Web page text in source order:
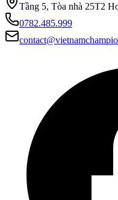
Tầng 5, Tòa nhà 25T2
0782.485.999